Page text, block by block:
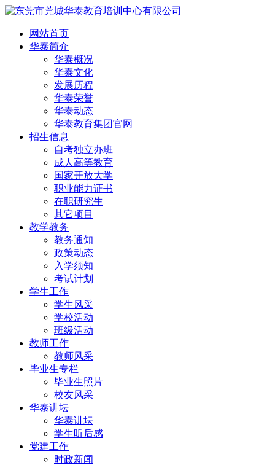
网站首页
华泰简介
华泰概况
华泰文化
发展历程
华泰荣誉
华泰动态
华泰教育集团官网
招生信息
自考独立办班
成人高等教育
国家开放大学
职业能力证书
在职研究生
其它项目
教学教务
教务通知
政策动态
入学须知
考试计划
学生工作
学生风采
学校活动
班级活动
教师工作
教师风采
毕业生专栏
毕业生照片
校友风采
华泰讲坛
华泰讲坛
学生听后感
党建工作
时政新闻